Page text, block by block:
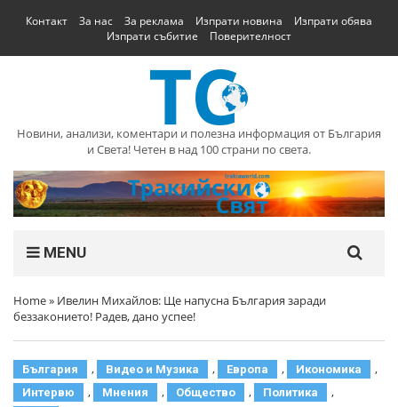
Контакт За нас За реклама Изпрати новина
Изпрати обява
Изпрати събитие
Поверителност
Новини, анализи, коментари и полезна информация от България
и Света! Четен в над 100 страни по света.
MENU
Home» Ивелин Михайлов: Ще напусна България заради
беззаконието! Радев, дано успее!
България , Видео и Музика , Европа , Икономика ,
Интервю , Мнения , Общество , Политика ,